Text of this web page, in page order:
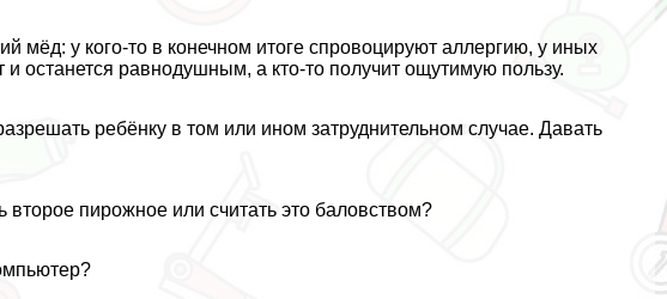
мёд: у кого-то в конечном итоге спровоцируют аллергию, у иных
и останется равнодушным, а кто-то получит ощутимую пользу.
ребёнку в том или ином затруднительном случае. Давать
пирожное или считать это баловством?